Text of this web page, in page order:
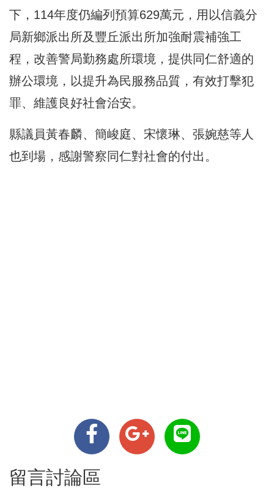
下，114年度仍編列預算629萬元，用以信義分
局新鄉派出所及豐丘派出所加強耐震補強工
程，改善警局勤務處所環境，提供同仁舒適的
辦公環境，以提升為民服務品質，有效打擊犯
罪、維護良好社會治安。
縣議員黃春麟、簡峻庭、宋懷琳、張婉慈等人
也到場，感謝警察同仁對社會的付出。
留言討論區